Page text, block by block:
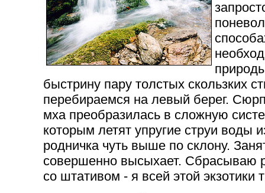
быстрину пару толстых скользких
перебираемся на левый берег.
мха преобразилась в сложную
которым летят упругие струи воды
родничка чуть выше по склону.
совершенно высыхает. Сбрасываю
со штативом - я всей этой экзотики